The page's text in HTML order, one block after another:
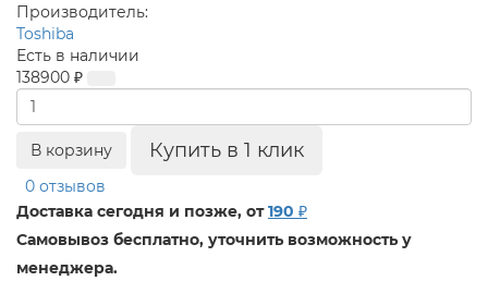
Производитель:
Toshiba
Есть в наличии
138900 ₽
В корзину Купить в 1 клик
0 отзывов
Доставка сегодня и позже, от190 ₽
Самовывоз бесплатно, уточнить возможность у
менеджера.